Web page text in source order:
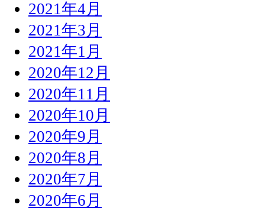
2021年4月
2021年3月
2021年1月
2020年12月
2020年11月
2020年10月
2020年9月
2020年8月
2020年7月
2020年6月